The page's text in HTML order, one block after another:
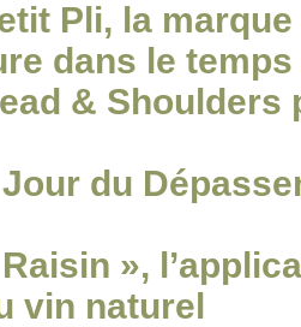
Pli, la
dans le temps
& Shoulders
du
»,
vin naturel